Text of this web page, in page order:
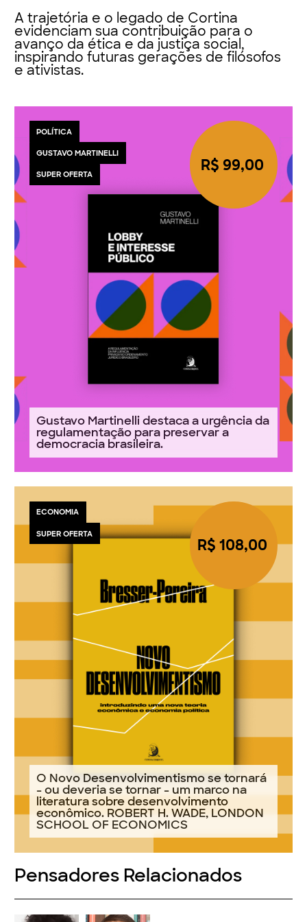
A trajetória e o legado de Cortina
evidenciam sua contribuição para o
avanço da ética e da justiça social,
inspirando futuras gerações de filósofos
e ativistas.
POLÍTICA
GUSTAVO MARTINELLI
SUPER OFERTA R$ 99,00
Gustavo Martinelli destaca a urgência da
regulamentação para preservar a
democracia brasileira.
ECONOMIA
SUPER OFERTA
R$ 108,00
O Novo Desenvolvimentismo se tornará
- ou deveria se tornar - um marco na
literatura sobre desenvolvimento
econômico. ROBERT H. WADE, LONDON
SCHOOL OF ECONOMICS
Pensadores Relacionados